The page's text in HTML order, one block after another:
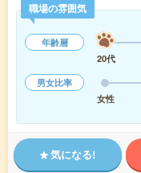
職場の雰囲気
年齢層
20代
男女比率
女性
気になる!